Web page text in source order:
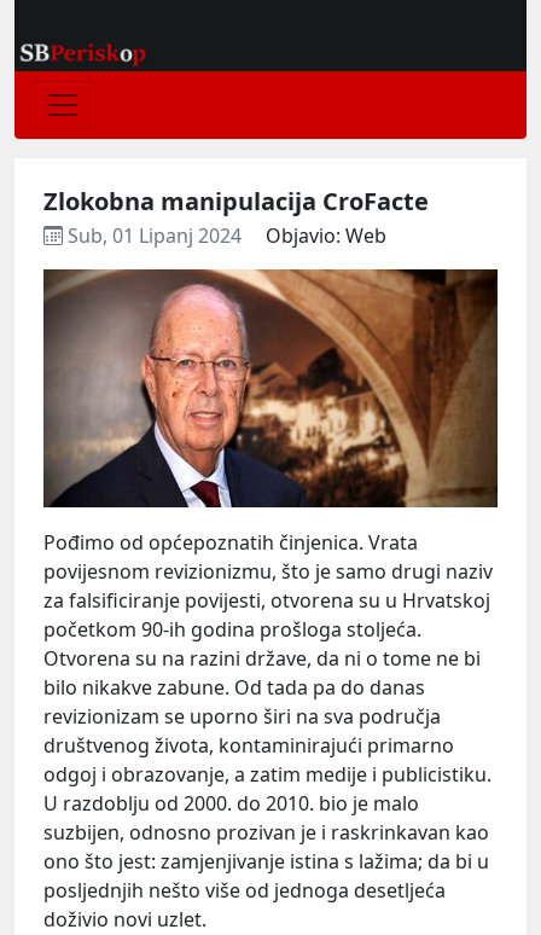
Zlokobna manipulacija CroFacte
Sub, 01 Lipanj 2024 Objavio: Web
Pođimo od općepoznatih činjenica. Vrata
povijesnom revizionizmu, što je samo drugi naziv
za falsificiranje povijesti, otvorena su u Hrvatskoj
početkom 90-ih godina prošloga stoljeća.
Otvorena su na razini države, da ni o tome ne bi
bilo nikakve zabune. Od tada pa do danas
revizionizam se uporno širi na sva područja
društvenog života, kontaminirajući primarno
odgoj i obrazovanje, a zatim medije i publicistiku.
U razdoblju od 2000. do 2010. bio je malo
suzbijen, odnosno prozivan je i raskrinkavan kao
ono što jest: zamjenjivanje istina s lažima; da bi u
posljednjih nešto više od jednoga desetljeća
doživio novi uzlet.